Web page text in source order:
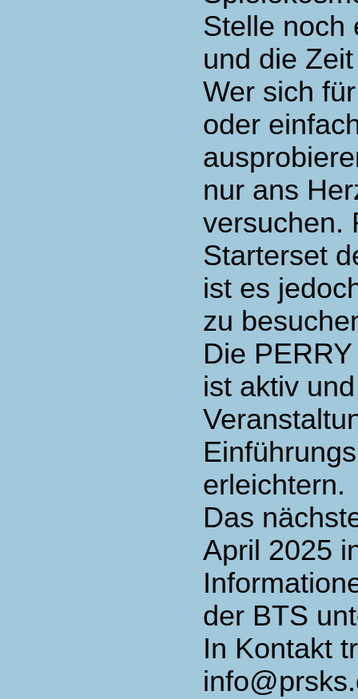
Stelle noch
und die
Wer sich
oder
nur ans
versuchen.
Starterset
ist es
zu
Die
ist aktiv
erleichtern.
Das
April 2025
der BTS
In Kontakt